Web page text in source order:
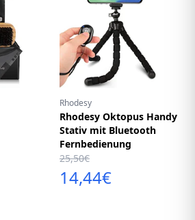
Rhodesy
Rhodesy Oktopus Handy
Stativ mit Bluetooth
Fernbedienung
25,50€
14,44€